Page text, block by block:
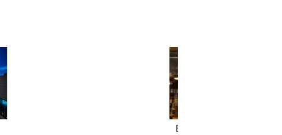
Bar Soul Stream